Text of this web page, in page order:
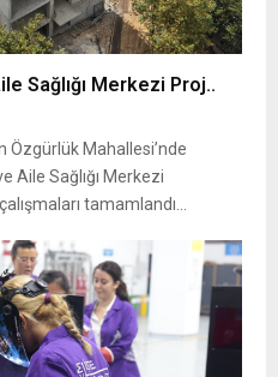
Sağlığı Merkezi Proj..
Özgürlük Mahallesi’nde
Aile Sağlığı Merkezi
tamamlandı...